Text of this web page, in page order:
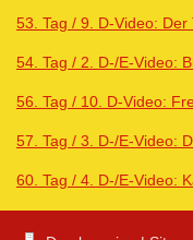
53. Tag / 9. D-Video:
54. Tag / 2. D-/E-Video:
56. Tag / 10. D-Video:
57. Tag / 3. D-/E-Video:
60. Tag / 4. D-/E-Video: